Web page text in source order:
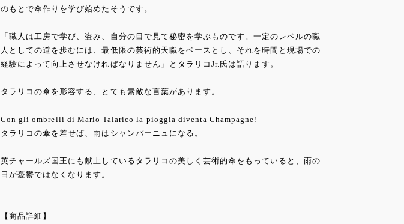
のもとで傘作りを学び始めたそうです。
「職人は工房で学び、盗み、自分の目で見て秘密を学ぶものです。一定のレベルの職
人としての道を歩むには、最低限の芸術的天職をベースとし、それを時間と現場での
経験によって向上させなければなりません」とタラリコJr.氏は語ります。
タラリコの傘を形容する、とても素敵な言葉があります。
Con gli ombrelli di Mario Talarico la pioggia diventa Champagne!
タラリコの傘を差せば、雨はシャンパーニュになる。
英チャールズ国王にも献上しているタラリコの美しく芸術的傘をもっていると、雨の
日が憂鬱ではなくなります。
【商品詳細】